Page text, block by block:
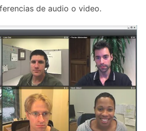
de audio o video.